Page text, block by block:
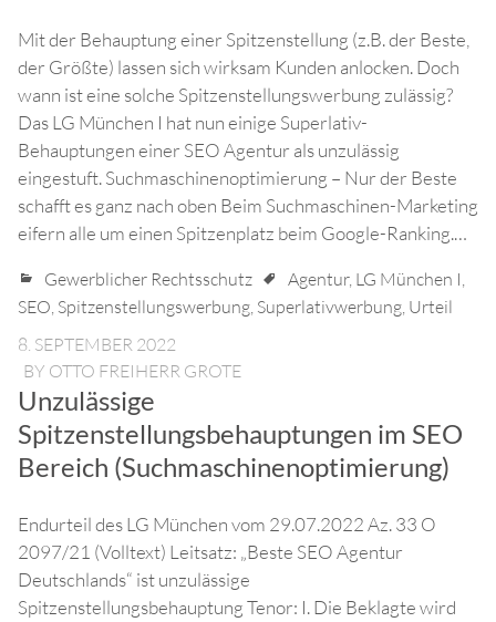
Mit der Behauptung einer Spitzenstellung (z.B. der Beste,
der Größte) lassen sich wirksam Kunden anlocken. Doch
wann ist eine solche Spitzenstellungswerbung zulässig?
Das LG München I hat nun einige Superlativ-
Behauptungen einer SEO Agentur als unzulässig
eingestuft. Suchmaschinenoptimierung – Nur der Beste
schafft es ganz nach oben Beim Suchmaschinen-Marketing
eifern alle um einen Spitzenplatz beim Google-Ranking.…
Gewerblicher Rechtsschutz Agentur, LG München I,
SEO, Spitzenstellungswerbung, Superlativwerbung, Urteil
8. SEPTEMBER 2022
BY OTTO FREIHERR GROTE
Unzulässige
Spitzenstellungsbehauptungen im SEO
Bereich (Suchmaschinenoptimierung)
Endurteil des LG München vom 29.07.2022 Az. 33 O
2097/21 (Volltext) Leitsatz: „Beste SEO Agentur
Deutschlands“ ist unzulässige
Spitzenstellungsbehauptung Tenor: I. Die Beklagte wird